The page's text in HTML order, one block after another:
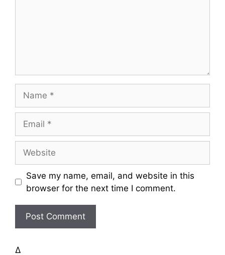
m
a
l
s
Save my name, email, and website in this
browser for the next time I comment.
Δ